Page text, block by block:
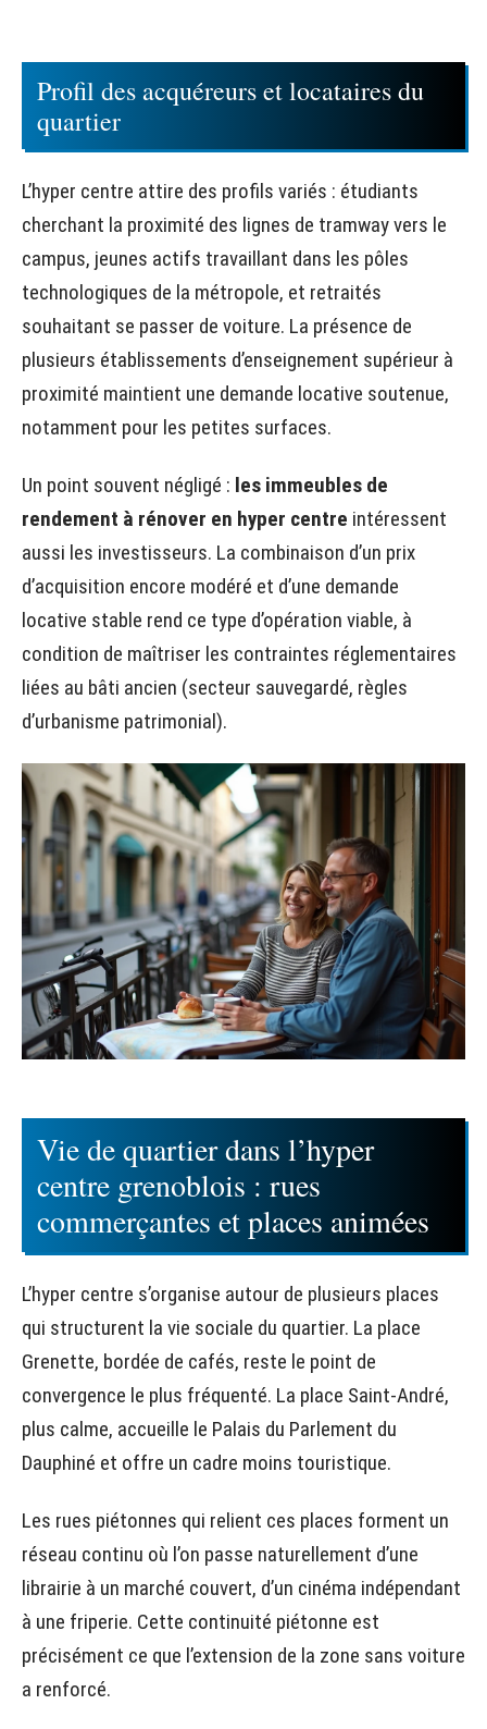
Profil des acquéreurs et locataires du
quartier
L’hyper centre attire des profils variés : étudiants
cherchant la proximité des lignes de tramway vers le
campus, jeunes actifs travaillant dans les pôles
technologiques de la métropole, et retraités
souhaitant se passer de voiture. La présence de
plusieurs établissements d’enseignement supérieur à
proximité maintient une demande locative soutenue,
notamment pour les petites surfaces.
Un point souvent négligé : les immeubles de
rendement à rénover en hyper centre intéressent
aussi les investisseurs. La combinaison d’un prix
d’acquisition encore modéré et d’une demande
locative stable rend ce type d’opération viable, à
condition de maîtriser les contraintes réglementaires
liées au bâti ancien (secteur sauvegardé, règles
d’urbanisme patrimonial).
Vie de quartier dans l’hyper
centre grenoblois : rues
commerçantes et places animées
L’hyper centre s’organise autour de plusieurs places
qui structurent la vie sociale du quartier. La place
Grenette, bordée de cafés, reste le point de
convergence le plus fréquenté. La place Saint-André,
plus calme, accueille le Palais du Parlement du
Dauphiné et offre un cadre moins touristique.
Les rues piétonnes qui relient ces places forment un
réseau continu où l’on passe naturellement d’une
librairie à un marché couvert, d’un cinéma indépendant
à une friperie. Cette continuité piétonne est
précisément ce que l’extension de la zone sans voiture
a renforcé.